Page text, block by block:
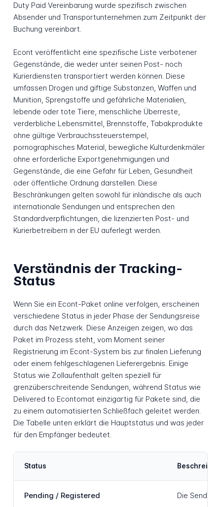
Duty Paid Vereinbarung wurde spezifisch zwischen
Absender und Transportunternehmen zum Zeitpunkt der
Buchung vereinbart.
Econt veröffentlicht eine spezifische Liste verbotener
Gegenstände, die weder unter seinen Post- noch
Kurierdiensten transportiert werden können. Diese
umfassen Drogen und giftige Substanzen, Waffen und
Munition, Sprengstoffe und gefährliche Materialien,
lebende oder tote Tiere, menschliche Überreste,
verderbliche Lebensmittel, Brennstoffe, Tabakprodukte
ohne gültige Verbrauchssteuerstempel,
pornographisches Material, bewegliche Kulturdenkmäler
ohne erforderliche Exportgenehmigungen und
Gegenstände, die eine Gefahr für Leben, Gesundheit
oder öffentliche Ordnung darstellen. Diese
Beschränkungen gelten sowohl für inländische als auch
internationale Sendungen und entsprechen den
Standardverpflichtungen, die lizenzierten Post- und
Kurierbetreibern in der EU auferlegt werden.
Verständnis der Tracking-
Status
Wenn Sie ein Econt-Paket online verfolgen, erscheinen
verschiedene Status in jeder Phase der Sendungsreise
durch das Netzwerk. Diese Anzeigen zeigen, wo das
Paket im Prozess steht, vom Moment seiner
Registrierung im Econt-System bis zur finalen Lieferung
oder einem fehlgeschlagenen Lieferergebnis. Einige
Status wie Zollaufenthalt gelten speziell für
grenzüberschreitende Sendungen, während Status wie
Delivered to Econtomat einzigartig für Pakete sind, die
zu einem automatisierten Schließfach geleitet werden.
Die Tabelle unten erklärt die Hauptstatus und was jeder
für den Empfänger bedeutet.
Status
Pending / Registered Die